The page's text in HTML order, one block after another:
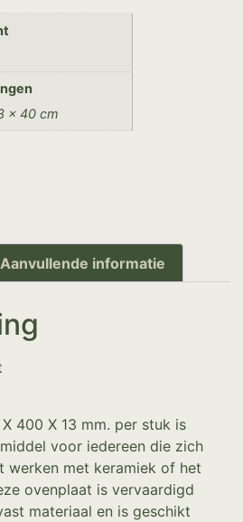
× 40 cm
Aanvullende informatie
400 X 13 mm. per stuk is
voor iedereen die zich
werken met keramiek of het
ovenplaat is vervaardigd
materiaal en is geschikt